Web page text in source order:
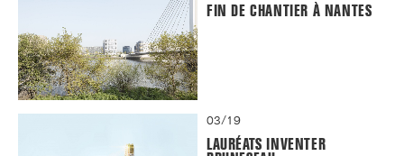
FIN DE CHANTIER À NANTES
03/19
LAURÉATS INVENTER